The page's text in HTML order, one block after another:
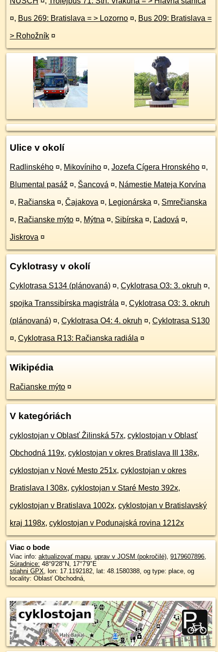
¤, Bus 269: Bratislava = > Lozorno ¤, Bus 209: Bratislava =
> Rohožník ¤
Ulice v okolí
Radlinského ¤, Mikovíniho ¤, Jozefa Cígera Hronského ¤,
Blumental pasáž ¤, Šancová ¤, Námestie Mateja Korvína
¤, Račianska ¤, Čajakova ¤, Legionárska ¤, Smrečianska
¤, Račianske mýto ¤, Mýtna ¤, Sibírska ¤, Ľadová ¤,
Jiskrova ¤
Cyklotrasy v okolí
Cyklotrasa S134 (plánovaná) ¤, Cyklotrasa O3: 3. okruh ¤,
spojka Transsibírska magistrála ¤, Cyklotrasa O3: 3. okruh
(plánovaná) ¤, Cyklotrasa O4: 4. okruh ¤, Cyklotrasa S130
¤, Cyklotrasa R13: Račianska radiála ¤
Wikipédia
Račianske mýto ¤
V kategóriách
cyklostojan v Oblasť Žilinská 57x, cyklostojan v Oblasť
Obchodná 119x, cyklostojan v okres Bratislava III 138x,
cyklostojan v Nové Mesto 251x, cyklostojan v okres
Bratislava I 308x, cyklostojan v Staré Mesto 392x,
cyklostojan v Bratislava 1002x, cyklostojan v Bratislavský
kraj 1198x, cyklostojan v Podunajská rovina 1212x
Viac o bode
Viac info: aktualizovať mapu, uprav v JOSM (pokročilé), 9179607896,
Súradnice: 48°9'28"N, 17°7'9"E
stiahni GPX, lon: 17.1192182, lat: 48.1580388, og type: place, og
locality: Oblasť Obchodná,